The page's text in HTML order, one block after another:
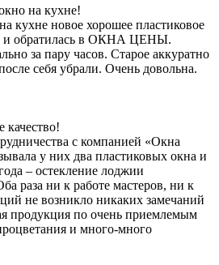
на кухне!
кухне новое хорошее пластиковое
и обратилась в ОКНА ЦЕНЫ.
за пару часов. Старое аккуратно
себя убрали. Очень довольна.
качество!
с компанией «Окна
у них два пластиковых окна и
– остекление лоджии
раза ни к работе мастеров, ни к
не возникло никаких замечаний
продукция по очень приемлемым
и много-много